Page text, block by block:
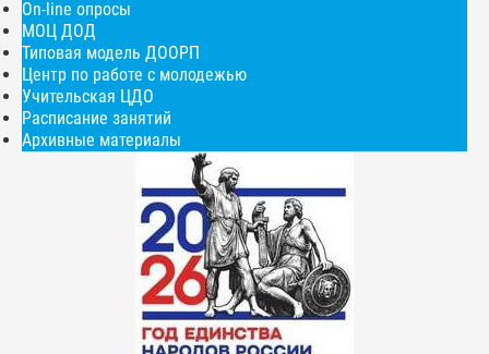
On-line опросы
МОЦ ДОД
Типовая модель ДООРП
Центр по работе с молодежью
Учительская ЦДО
Расписание занятий
Архивные материалы